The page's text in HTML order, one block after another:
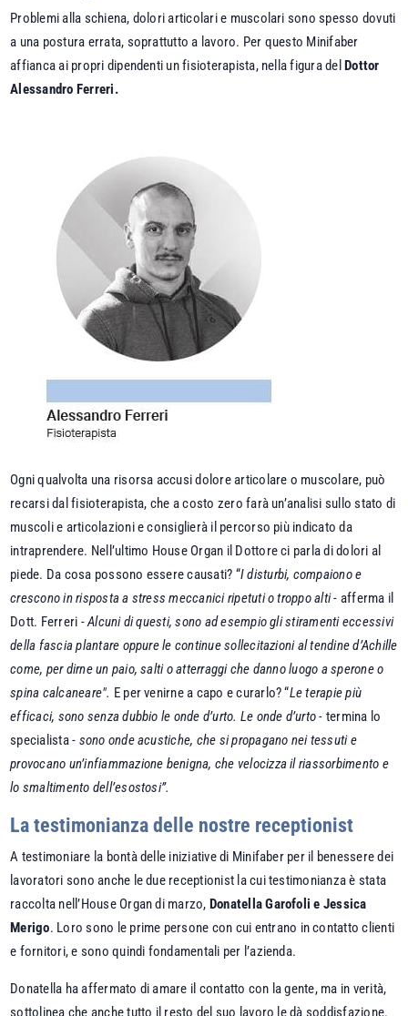
Problemi alla schiena, dolori articolari e muscolari sono spesso dovuti
a una postura errata, soprattutto a lavoro. Per questo Minifaber
affianca ai propri dipendenti un fisioterapista, nella figura delDottor
Alessandro Ferreri.
Ogni qualvolta una risorsa accusi dolore articolare o muscolare, può
recarsi dal fisioterapista, che a costo zero farà un’analisi sullo stato di
muscoli e articolazioni e consiglierà il percorso più indicato da
intraprendere. Nell’ultimo House Organ il Dottore ci parla di dolori al
piede. Da cosa possono essere causati? “I disturbi, compaiono e
crescono in risposta a stress meccanici ripetuti o troppo alti- afferma il
Dott. Ferreri -Alcuni di questi, sono ad esempio gli stiramenti eccessivi
della fascia plantare oppure le continue sollecitazioni al tendine d’Achille
come, per dirne un paio, salti o atterraggi che danno luogo a sperone o
spina calcaneare". E per venirne a capo e curarlo? “Le terapie più
efficaci, sono senza dubbio le onde d’urto. Le onde d’urto - termina lo
specialista- sono onde acustiche, che si propagano nei tessuti e
provocano un’infiammazione benigna, che velocizza il riassorbimento e
lo smaltimento dell’esostosi”.
La testimonianza delle nostre receptionist
A testimoniare la bontà delle iniziative di Minifaber per il benessere dei
lavoratori sono anche le due receptionist la cui testimonianza è stata
raccolta nell’House Organ di marzo, Donatella Garofoli e Jessica
Merigo. Loro sono le prime persone con cui entrano in contatto clienti
e fornitori, e sono quindi fondamentali per l’azienda.
Donatella ha affermato di amare il contatto con la gente, ma in verità,
sottolinea che anche tutto il resto del suo lavoro le dà soddisfazione.